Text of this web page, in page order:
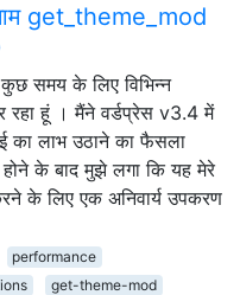
get_theme_mod
समय के लिए विभिन्न
रहा हूं । मैंने वर्डप्रेस v3.4 में
का लाभ उठाने का फैसला
के बाद मुझे लगा कि यह मेरे
के लिए एक अनिवार्य उपकरण
performance
get-theme-mod